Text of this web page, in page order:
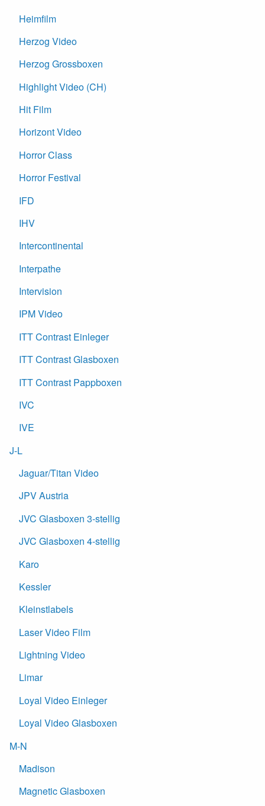
Heimfilm
Herzog Video
Herzog Grossboxen
Highlight Video (CH)
Hit Film
Horizont Video
Horror Class
Horror Festival
IFD
IHV
Intercontinental
Interpathe
Intervision
IPM Video
ITT Contrast Einleger
ITT Contrast Glasboxen
ITT Contrast Pappboxen
IVC
IVE
J-L
Jaguar/Titan Video
JPV Austria
JVC Glasboxen 3-stellig
JVC Glasboxen 4-stellig
Karo
Kessler
Kleinstlabels
Laser Video Film
Lightning Video
Limar
Loyal Video Einleger
Loyal Video Glasboxen
M-N
Madison
Magnetic Glasboxen